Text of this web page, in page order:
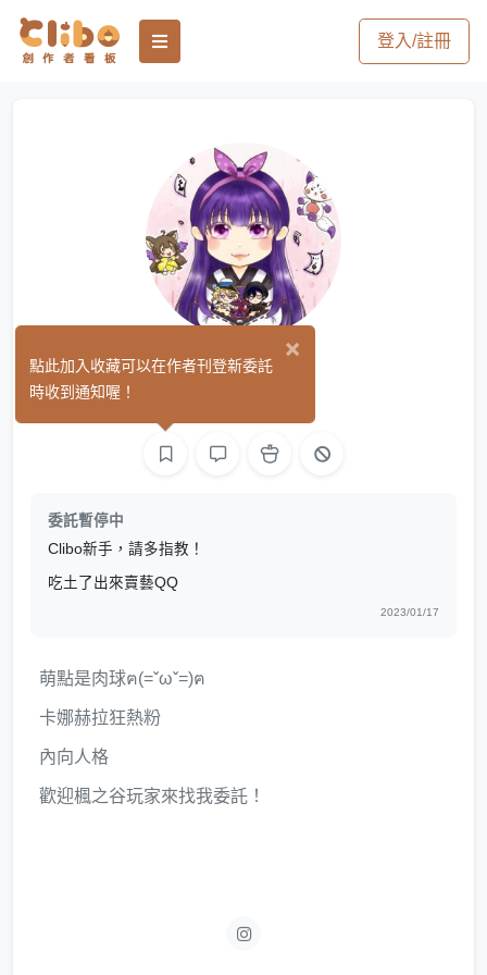
登入/註冊
Yuma
委託暫停中
Clibo新手，請多指教！
吃土了出來賣藝QQ
2023/01/17
萌點是肉球ฅ(=ˇωˇ=)ฅ
卡娜赫拉狂熱粉
內向人格
歡迎楓之谷玩家來找我委託！
×
點此加入收藏可以在作者刊登新委託
時收到通知喔！